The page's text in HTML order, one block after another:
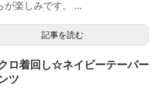
が楽しみです。 ...
記事を読む
ロ着回し☆ネイビーテーパー
ンツ